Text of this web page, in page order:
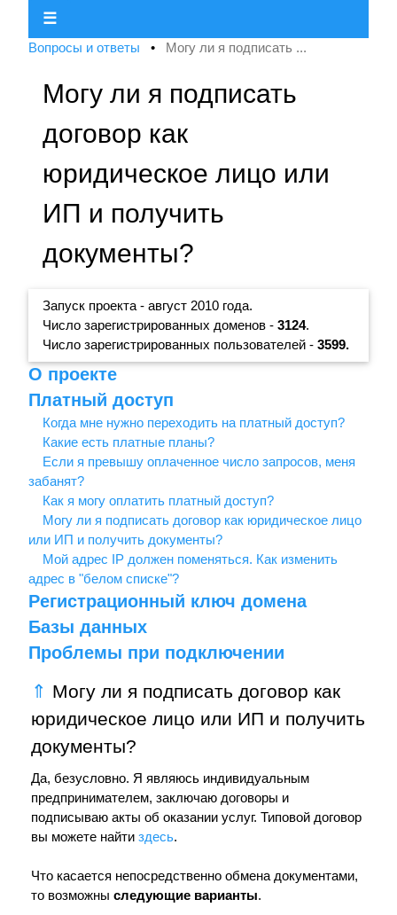
☰
Вопросы и ответы • Могу ли я подписать ...
Могу ли я подписать
договор как
юридическое лицо или
ИП и получить
документы?
Запуск проекта - август 2010 года.
Число зарегистрированных доменов - 3124.
Число зарегистрированных пользователей - 3599.
О проекте
Платный доступ
Когда мне нужно переходить на платный доступ?
Какие есть платные планы?
Если я превышу оплаченное число запросов, меня
забанят?
Как я могу оплатить платный доступ?
Могу ли я подписать договор как юридическое лицо
или ИП и получить документы?
Мой адрес IP должен поменяться. Как изменить
адрес в "белом списке"?
Регистрационный ключ домена
Базы данных
Проблемы при подключении
⇑ Могу ли я подписать договор как
юридическое лицо или ИП и получить
документы?
Да, безусловно. Я являюсь индивидуальным
предпринимателем, заключаю договоры и
подписываю акты об оказании услуг. Типовой договор
вы можете найти здесь.
Что касается непосредственно обмена документами,
то возможны следующие варианты.